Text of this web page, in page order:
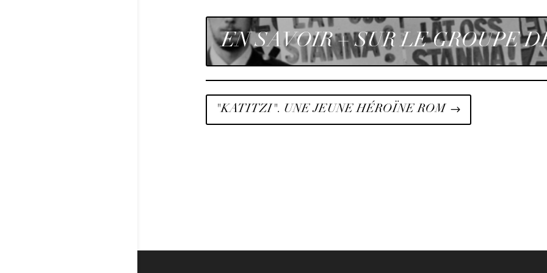
EN SAVOIR + SUR LE GROUPE
"KATITZI". UNE JEUNE HÉROÏNE ROM